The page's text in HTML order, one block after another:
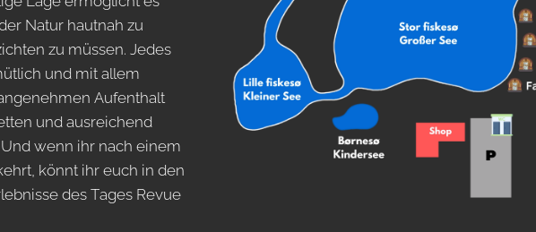
Natur hautnah zu
zu müssen. Jedes
und mit allem
Aufenthalt
und ausreichend
wenn ihr nach einem
könnt ihr euch in den
des Tages Revue